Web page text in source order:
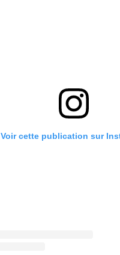
Voir cette publication sur